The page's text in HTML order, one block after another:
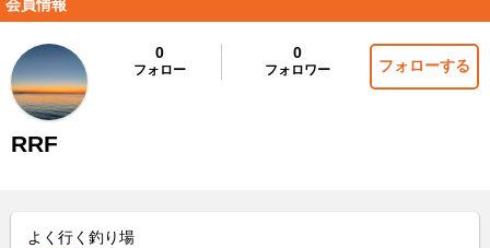
会員情報
0
フォロー
0
フォロワー フォローする
RRF
よく行く釣り場